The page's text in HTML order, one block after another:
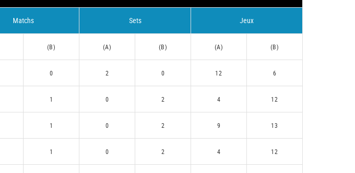
Matchs Sets Jeux
(B) (A) (B) (A) (B)
0 2 0 12 6
1 0 2 4 12
1 0 2 9 13
1 0 2 4 12